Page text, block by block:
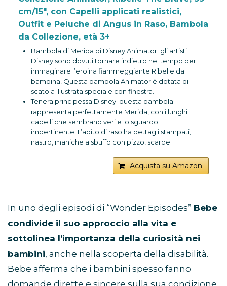
cm/15", con Capelli applicati realistici,
Outfit e Peluche di Angus in Raso, Bambola
da Collezione, età 3+
Bambola di Merida di Disney Animator: gli artisti
Disney sono dovuti tornare indietro nel tempo per
immaginare l’eroina fiammeggiante Ribelle da
bambina! Questa bambola Animator è dotata di
scatola illustrata speciale con finestra.
Tenera principessa Disney: questa bambola
rappresenta perfettamente Merida, con i lunghi
capelli che sembrano veri e lo sguardo
impertinente. L’abito di raso ha dettagli stampati,
nastro, maniche a sbuffo con pizzo, scarpe
Vivi la magia dei giocattoli Disney: una giovane
Merida prende vita con le sue braccia e gambe
Creata appositamente per Disney Store: corri a
prendere la tua bambola di Merida, con i suoi
bellissimi vestiti, i capelli che sembrano veri, e
gambe e braccia mobili, e trova altre bambole
delle principesse Disney solo nei Disney Store
ufficiali.
Aggiungila alla tua collezione di bambole Disney:
Merida è una delle bambole Disney della speciale
collezione Animator, creata per te dai nostri
Acquista su Amazon
In uno degli episodi di “Wonder Episodes” Bebe
condivide il suo approccio alla vita e
sottolinea l’importanza della curiosità nei
bambini, anche nella scoperta della disabilità.
Bebe afferma che i bambini spesso fanno